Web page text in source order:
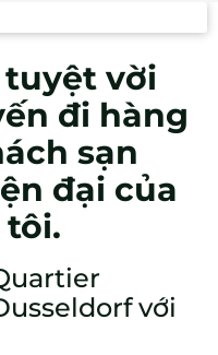
vời
đi hàng
sạn
đại của
với